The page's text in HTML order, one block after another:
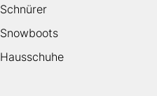
Schnürer
Snowboots
Hausschuhe